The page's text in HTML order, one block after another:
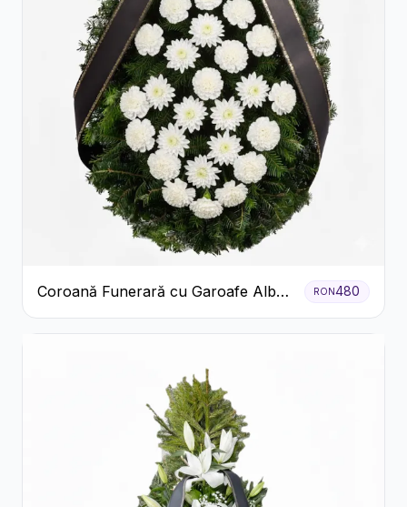
Coroană Funerară cu Garoafe Albe
și Crizanteme
RON480